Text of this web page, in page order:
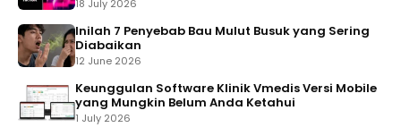
18 July 2026
Inilah 7 Penyebab Bau Mulut Busuk yang Sering
Diabaikan
12 June 2026
Keunggulan Software Klinik Vmedis Versi Mobile
yang Mungkin Belum Anda Ketahui
1 July 2026